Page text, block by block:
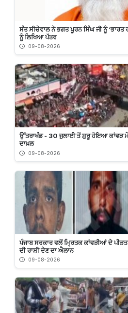
ਸੰਤ ਸੀਚੇਵਾਲ ਨੇ ਭਗਤ ਪੂਰਨ ਸਿੰਘ ਜੀ ਨੂੰ
ਨੂੰ ਲਿਖਿਆ ਪੱਤਰ
09-08-2026
ਉੱਤਰਾਖੰਡ - 30 ਜੁਲਾਈ ਤੋਂ ਸ਼ੁਰੂ ਹੋਇਆ ਕਾਂਵੜ
ਦਾਖ਼ਲ
09-08-2026
ਪੰਜਾਬ ਸਰਕਾਰ ਵਲੋਂ ਮ੍ਰਿਤਕ ਕਾਂਵੜੀਆਂ ਦੇ
ਦੀ ਰਾਸ਼ੀ ਦੇਣ ਦਾ ਐਲਾਨ
09-08-2026